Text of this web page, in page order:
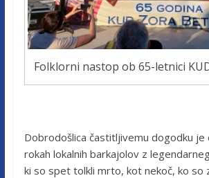
Folklorni nastop ob 65-letnici
Dobrodošlica častitljivemu dogodku
rokah lokalnih barkajolov z
ki so spet tolkli mrto, kot nekoč, ko so